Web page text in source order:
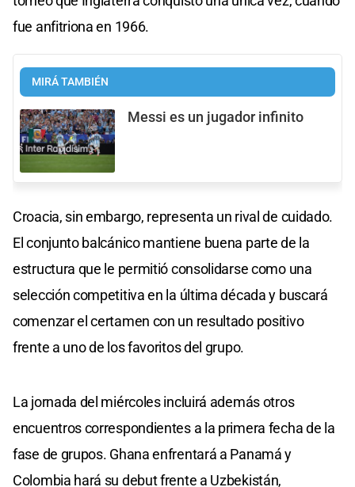
fue anfitriona en 1966.
MIRÁ TAMBIÉN
Messi es un jugador infinito
Croacia, sin embargo, representa un rival de cuidado.
El conjunto balcánico mantiene buena parte de la
estructura que le permitió consolidarse como una
selección competitiva en la última década y buscará
comenzar el certamen con un resultado positivo
frente a uno de los favoritos del grupo.
La jornada del miércoles incluirá además otros
encuentros correspondientes a la primera fecha de la
fase de grupos. Ghana enfrentará a Panamá y
Colombia hará su debut frente a Uzbekistán,